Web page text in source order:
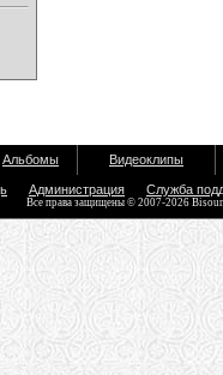
Альбомы Видеоклипы
Администрация Служба
Все права защищены © 2007-2026